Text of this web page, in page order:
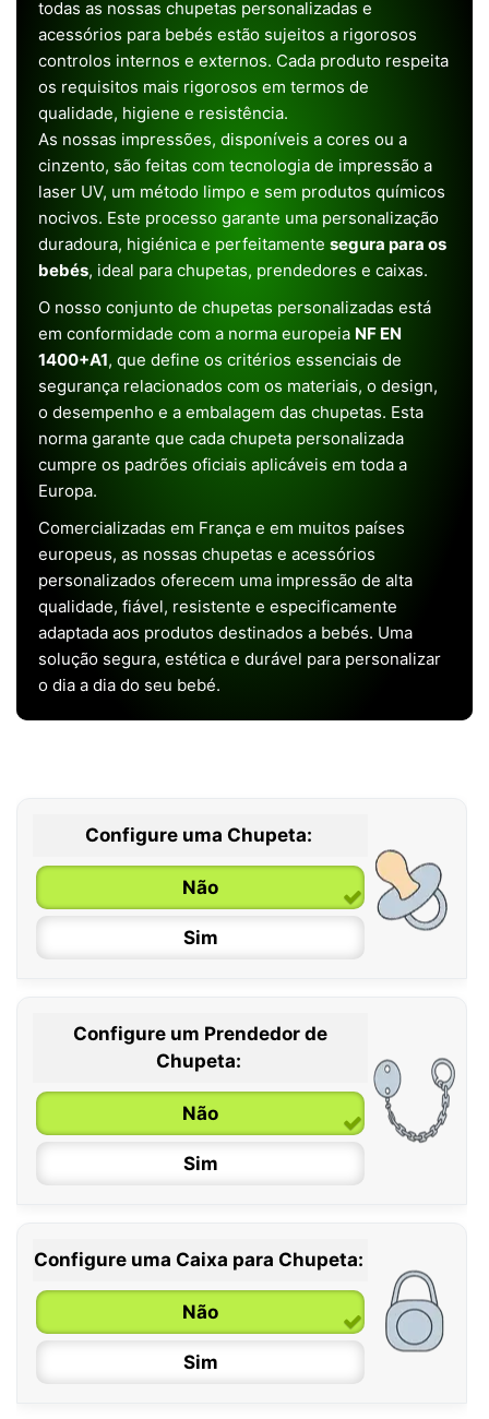
todas as nossas chupetas personalizadas e
acessórios para bebés estão sujeitos a rigorosos
controlos internos e externos. Cada produto respeita
os requisitos mais rigorosos em termos de
qualidade, higiene e resistência.
As nossas impressões, disponíveis a cores ou a
cinzento, são feitas com tecnologia de impressão a
laser UV, um método limpo e sem produtos químicos
nocivos. Este processo garante uma personalização
duradoura, higiénica e perfeitamente segura para os
bebés, ideal para chupetas, prendedores e caixas.
O nosso conjunto de chupetas personalizadas está
em conformidade com a norma europeia NF EN
1400+A1, que define os critérios essenciais de
segurança relacionados com os materiais, o design,
o desempenho e a embalagem das chupetas. Esta
norma garante que cada chupeta personalizada
cumpre os padrões oficiais aplicáveis em toda a
Europa.
Comercializadas em França e em muitos países
europeus, as nossas chupetas e acessórios
personalizados oferecem uma impressão de alta
qualidade, fiável, resistente e especificamente
adaptada aos produtos destinados a bebés. Uma
solução segura, estética e durável para personalizar
o dia a dia do seu bebé.
Configure uma Chupeta:
Não
Sim
0 / 6 meses
6 / 36 meses
Configure um Prendedor de
Chupeta:
Não
Sim
Configure uma Caixa para Chupeta:
Não
Sim